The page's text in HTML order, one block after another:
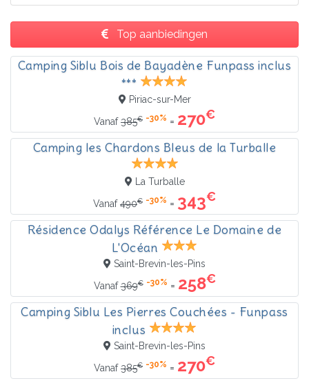
Top aanbiedingen
Camping Siblu Bois de Bayadène Funpass inclus
***
Piriac-sur-Mer
Vanaf385€ -30% = 270€
Camping les Chardons Bleus de la Turballe
La Turballe
Vanaf490€ -30% = 343€
Résidence Odalys Référence Le Domaine de
L'Océan
Saint-Brevin-les-Pins
Vanaf369€ -30% = 258€
Camping Siblu Les Pierres Couchées - Funpass
inclus
Saint-Brevin-les-Pins
Vanaf385€ -30% = 270€